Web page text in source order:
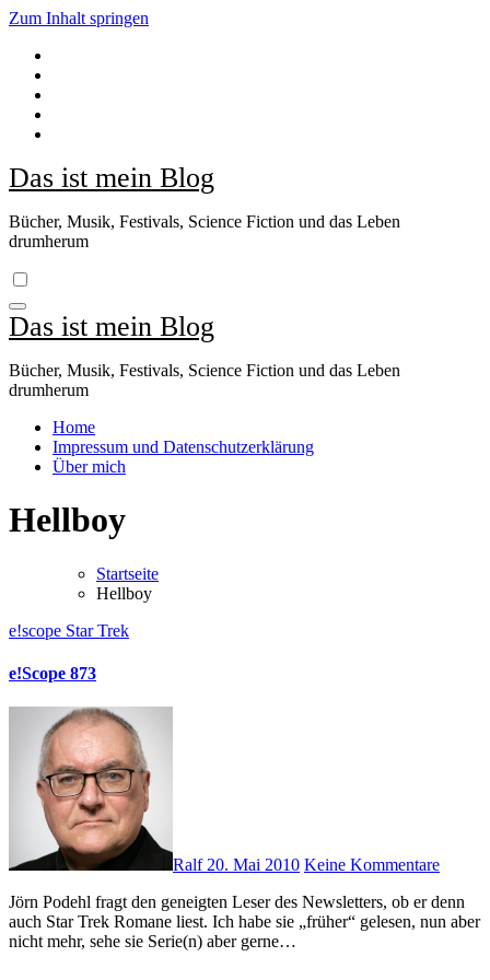
Zum Inhalt springen
Das ist mein Blog
Bücher, Musik, Festivals, Science Fiction und das Leben
drumherum
Das ist mein Blog
Bücher, Musik, Festivals, Science Fiction und das Leben
drumherum
Home
Impressum und Datenschutzerklärung
Über mich
Hellboy
Startseite
Hellboy
e!scope Star Trek
e!Scope 873
Ralf20. Mai 2010 Keine Kommentare
Jörn Podehl fragt den geneigten Leser des Newsletters, ob er denn
auch Star Trek Romane liest. Ich habe sie „früher“ gelesen, nun aber
nicht mehr, sehe sie Serie(n) aber gerne…